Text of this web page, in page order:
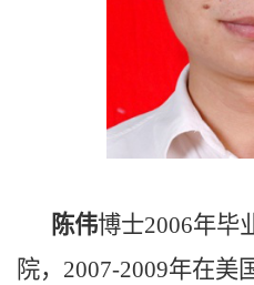
陈伟博士2006年毕
院，2007-2009年在美